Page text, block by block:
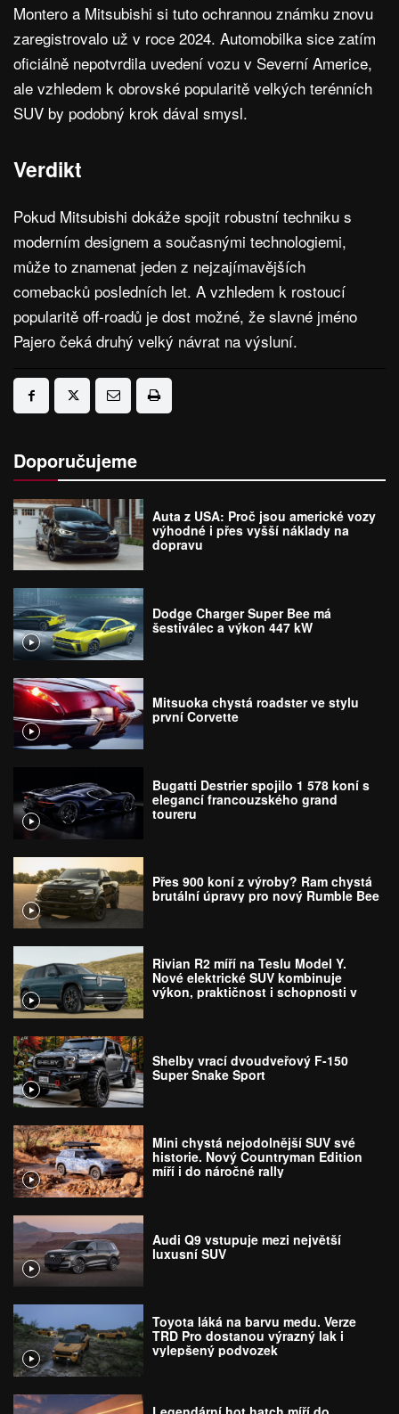
Montero a Mitsubishi si tuto ochrannou známku znovu
zaregistrovalo už v roce 2024. Automobilka sice zatím
oficiálně nepotvrdila uvedení vozu v Severní Americe,
ale vzhledem k obrovské popularitě velkých terénních
SUV by podobný krok dával smysl.
Verdikt
Pokud Mitsubishi dokáže spojit robustní techniku s
moderním designem a současnými technologiemi,
může to znamenat jeden z nejzajímavějších
comebacků posledních let. A vzhledem k rostoucí
popularitě off-roadů je dost možné, že slavné jméno
Pajero čeká druhý velký návrat na výsluní.
Doporučujeme
Auta z USA: Proč jsou americké vozy
výhodné i přes vyšší náklady na
dopravu
Dodge Charger Super Bee má
šestiválec a výkon 447 kW
Mitsuoka chystá roadster ve stylu
první Corvette
Bugatti Destrier spojilo 1 578 koní s
elegancí francouzského grand
toureru
Přes 900 koní z výroby? Ram chystá
brutální úpravy pro nový Rumble Bee
Rivian R2 míří na Teslu Model Y.
Nové elektrické SUV kombinuje
výkon, praktičnost i schopnosti v
Shelby vrací dvoudveřový F-150
Super Snake Sport
Mini chystá nejodolnější SUV své
historie. Nový Countryman Edition
míří i do náročné rally
Audi Q9 vstupuje mezi největší
luxusní SUV
Toyota láká na barvu medu. Verze
TRD Pro dostanou výrazný lak i
vylepšený podvozek